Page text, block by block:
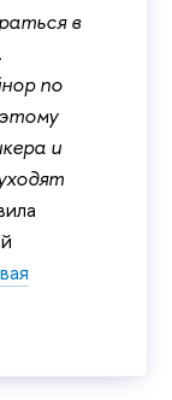
в
по
и